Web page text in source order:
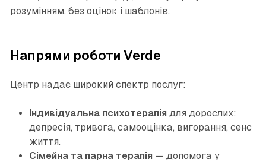
розумінням, без оцінок і шаблонів.
Напрями роботи Verde
Центр надає широкий спектр послуг:
Індивідуальна психотерапія для дорослих:
депресія, тривога, самооцінка, вигорання, сенс
життя.
Сімейна та парна терапія — допомога у